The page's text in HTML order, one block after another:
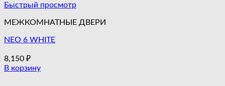
Быстрый просмотр
МЕЖКОМНАТНЫЕ ДВЕРИ
NEO 6 WHITE
8,150 ₽
В корзину